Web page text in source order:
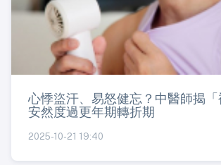
心悸盜汗、易怒健忘？中醫師揭「
安然度過更年期轉折期
2025-10-21 19:40